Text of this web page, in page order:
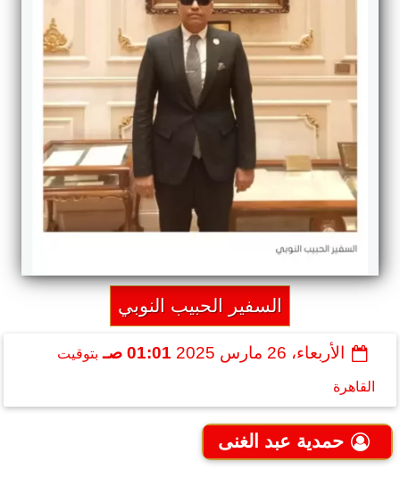
السفير الحبيب النوبي
الأربعاء، 26 مارس 2025 01:01 صـ بتوقيت
القاهرة
حمدية عبد الغنى